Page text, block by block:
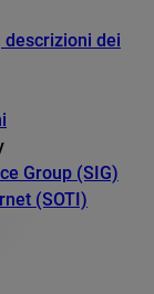
descrizioni dei
Group (SIG)
(SOTI)